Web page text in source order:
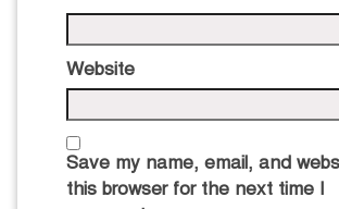
Website
Save my name, email, and
this browser for the next time I